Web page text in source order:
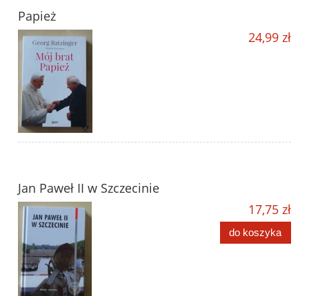
Papież
24,99 zł
Jan Paweł II w Szczecinie
17,75 zł
do koszyka